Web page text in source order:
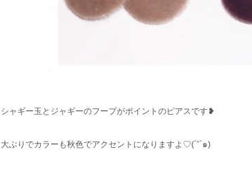
シャギー玉とジャギーのフープがポイントのピアスです❥
大ぶりでカラーも秋色でアクセントになりますよ♡(´˘`๑)